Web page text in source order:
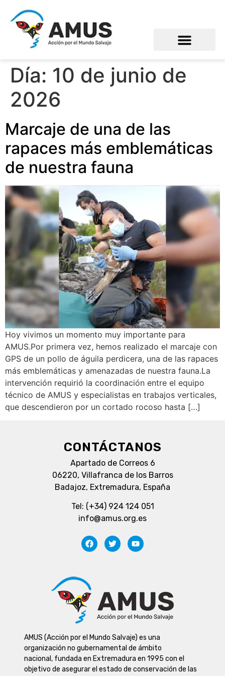
Día: 10 de junio de
2026
Marcaje de una de las
rapaces más emblemáticas
de nuestra fauna
Hoy vivimos un momento muy importante para
AMUS.Por primera vez, hemos realizado el marcaje con
GPS de un pollo de águila perdicera, una de las rapaces
más emblemáticas y amenazadas de nuestra fauna.La
intervención requirió la coordinación entre el equipo
técnico de AMUS y especialistas en trabajos verticales,
que descendieron por un cortado rocoso hasta […]
AMUS (Acción por el Mundo Salvaje) es una
organización no gubernamental de ámbito
nacional, fundada en Extremadura en 1995 con el
objetivo de asegurar el estado de conservación de las
CONTÁCTANOS
Apartado de Correos 6
06220, Villafranca de los Barros
Badajoz, Extremadura, España
Tel: (+34) 924 124 051
info@amus.org.es